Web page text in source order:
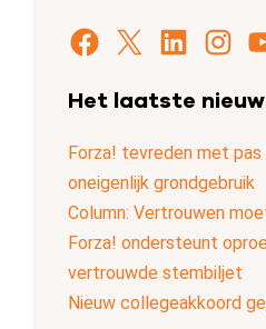
Facebook X LinkedIn Instagram YouTube
Het laatste
Forza! tevreden met
oneigenlijk grondgebruik
Column: Vertrouwen
Forza! ondersteunt
vertrouwde stembiljet
Nieuw collegeakkoord